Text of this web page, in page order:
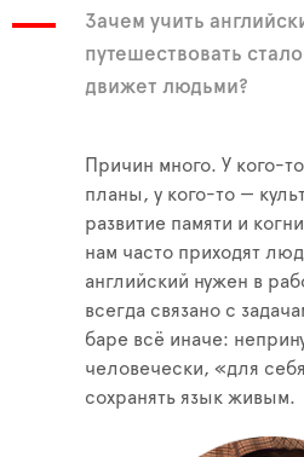
Зачем учить
путешествовать
движет людьми?
Причин много. У кого-
планы, у кого-то —
развитие памяти и
нам часто приходят
английский нужен в
всегда связано с
баре всё иначе:
человечески, «для
сохранять язык живым.